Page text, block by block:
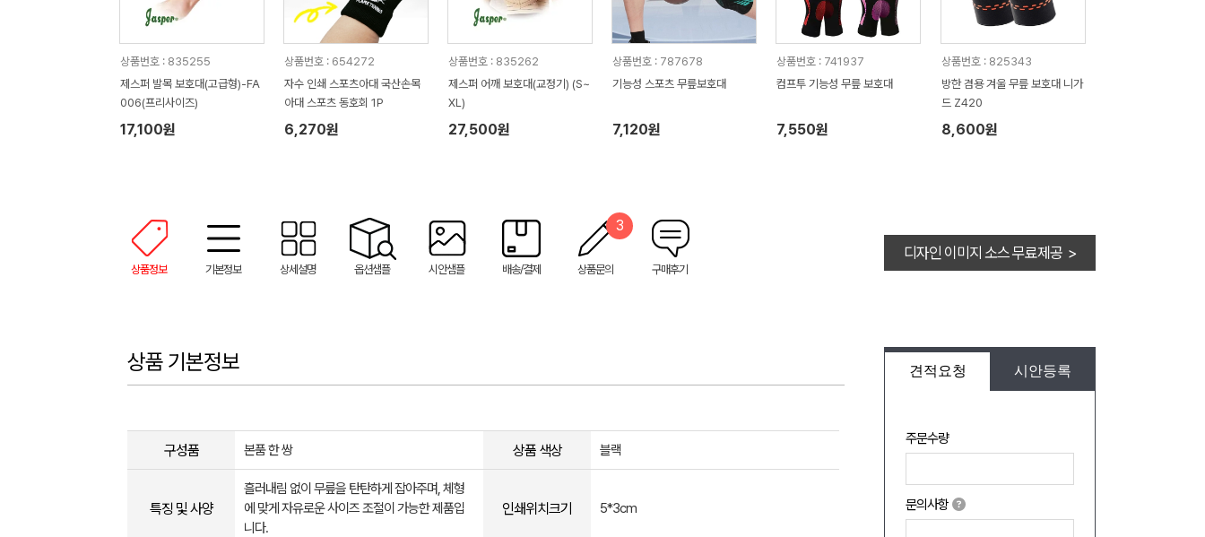
상품번호 : 835255
제스퍼 발목 보호대(고급형)-FA
006(프리사이즈)
17,100원
상품번호 : 654272
자수 인쇄 스포츠아대 국산손목
아대 스포츠 동호회 1P
6,270원
상품번호 : 835262
제스퍼 어깨 보호대(교정기) (S~
XL)
27,500원
상품번호 : 787678
기능성 스포츠 무릎보호대
7,120원
상품번호 : 741937
컴프투 기능성 무릎 보호대
7,550원
상품번호 : 825343
방한 겸용 겨울 무릎 보호대 니가
드 Z420
8,600원
상품정보 기본정보 상세설명 옵션샘플 시안샘플 배송/결제 상품문의
3
구매후기
디자인 이미지 소스 무료제공 >
견적요청 시안등록
주문수량
문의사항
상품 기본정보
구성품 본품 한 쌍 상품 색상 블랙
특징 및 사양
흘러내림 없이 무릎을 탄탄하게 잡아주며, 체형
에 맞게 자유로운 사이즈 조절이 가능한 제품입
니다.
인쇄위치크기 5*3cm